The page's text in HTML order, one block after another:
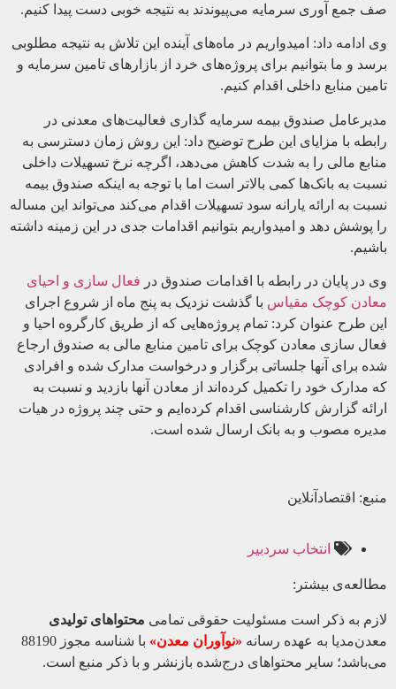
صف جمع آوری سرمایه می‌پیوندند به نتیجه خوبی دست پیدا کنیم.
وی ادامه داد: امیدواریم در ماه‌های آینده این تلاش به نتیجه مطلوبی
برسد و ما بتوانیم برای پروژه‌های خرد از بازارهای تامین سرمایه و
تامین منابع داخلی اقدام کنیم.
مدیرعامل صندوق بیمه سرمایه گذاری فعالیت‌های معدنی در
رابطه با مزایای این طرح توضیح داد: این روش زمان دسترسی به
منابع مالی را به شدت کاهش می‌دهد، اگرچه نرخ تسهیلات داخلی
نسبت به بانک‌ها کمی بالاتر است اما با توجه به اینکه صندوق بیمه
نسبت به ارائه یارانه سود تسهیلات اقدام می‌کند می‌تواند این مساله
را پوشش دهد و امیدواریم بتوانیم اقدامات جدی در این زمینه داشته
باشیم.
وی در پایان در رابطه با اقدامات صندوق در فعال سازی و احیای
معادن کوچک مقیاس با گذشت نزدیک به پنج ماه از شروع اجرای
این طرح عنوان کرد: تمام پروژه‌هایی که از طریق کارگروه احیا و
فعال سازی معادن کوچک برای تامین منابع مالی به صندوق ارجاع
شده برای آنها جلساتی برگزار و درخواست مدارک شده و افرادی
که مدارک خود را تکمیل کرده‌اند از معادن آنها بازدید و نسبت به
ارائه گزارش کارشناسی اقدام کرده‌ایم و حتی چند پروژه در هیات
مدیره مصوب و به بانک ارسال شده است.
منبع: اقتصادآنلاین
انتخاب سردبیر
مطالعه‌ی بیشتر:
لازم به ذکر است مسئولیت حقوقی تمامی محتواهای تولیدی
معدن‌مدیا به عهده رسانه «نوآوران معدن»
با شناسه مجوز 88190
می‌باشد؛ سایر محتواهای درج‌شده بازنشر و با ذکر منبع است.